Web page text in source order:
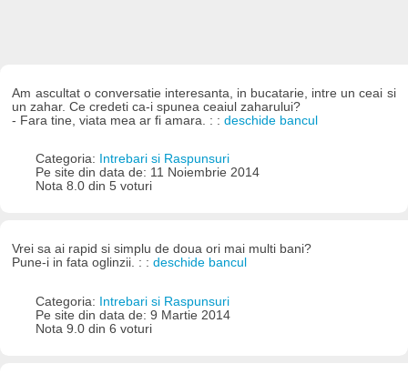
Am ascultat o conversatie interesanta, in bucatarie, intre un ceai si
un zahar. Ce credeti ca-i spunea ceaiul zaharului?
- Fara tine, viata mea ar fi amara. : :deschide bancul
Categoria:
Intrebari si Raspunsuri
Pe site din data de: 11 Noiembrie 2014
Nota 8.0 din 5 voturi
Vrei sa ai rapid si simplu de doua ori mai multi bani?
Pune-i in fata oglinzii. : :deschide bancul
Categoria: Intrebari si Raspunsuri
Pe site din data de: 9 Martie 2014
Nota 9.0 din 6 voturi